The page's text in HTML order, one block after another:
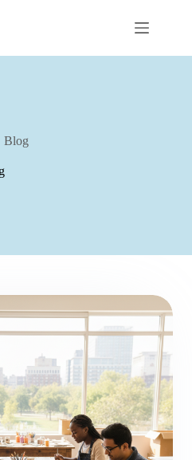
Blog